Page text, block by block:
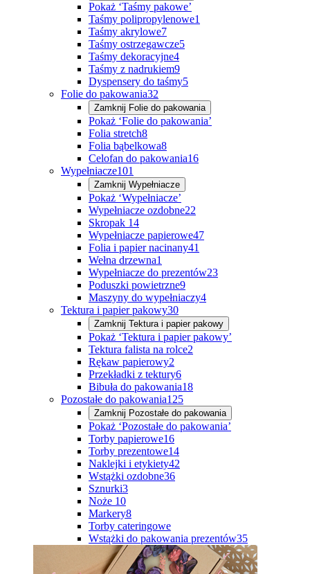
Pokaż ‘Taśmy pakowe’
Taśmy polipropylenowe1
Taśmy akrylowe7
Taśmy ostrzegawcze5
Taśmy dekoracyjne4
Taśmy z nadrukiem9
Dyspensery do taśmy5
Folie do pakowania32
Zamknij Folie do pakowania
Pokaż ‘Folie do pakowania’
Folia stretch8
Folia bąbelkowa8
Celofan do pakowania16
Wypełniacze101
Zamknij Wypełniacze
Pokaż ‘Wypełniacze’
Wypełniacze ozdobne22
Skropak 14
Wypełniacze papierowe47
Folia i papier nacinany41
Wełna drzewna1
Wypełniacze do prezentów23
Poduszki powietrzne9
Maszyny do wypełniaczy4
Tektura i papier pakowy30
Zamknij Tektura i papier pakowy
Pokaż ‘Tektura i papier pakowy’
Tektura falista na rolce2
Rękaw papierowy2
Przekładki z tektury6
Bibuła do pakowania18
Pozostałe do pakowania125
Zamknij Pozostałe do pakowania
Pokaż ‘Pozostałe do pakowania’
Torby papierowe16
Torby prezentowe14
Naklejki i etykiety42
Wstążki ozdobne36
Sznurki3
Noże 10
Markery8
Torby cateringowe
Wstążki do pakowania prezentów35